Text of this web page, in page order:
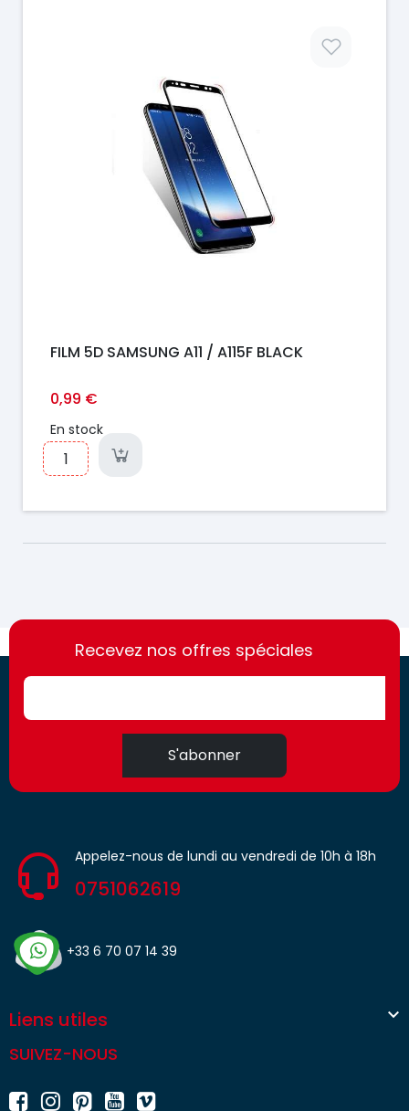
FILM 5D SAMSUNG A11 / A115F BLACK
0,99 €
En stock
https://france-
access.fr
https://france-
access.fr
Recevez nos offres spéciales
S'abonner
Appelez-nous de lundi au vendredi de 10h à 18h
0751062619
+33 6 70 07 14 39
Liens utiles 
SUIVEZ-NOUS